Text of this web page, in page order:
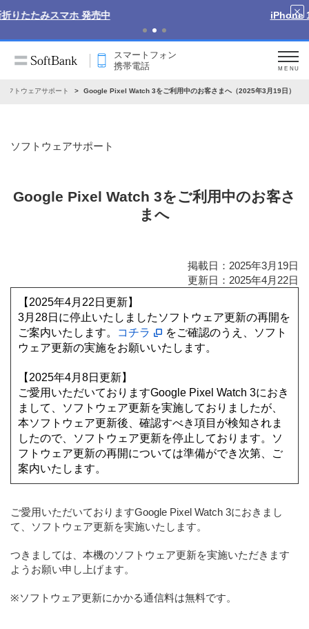
iPhone 17 Pro 発売中
スマートフォン
携帯電話
MENU
ソフトウェアサポート Google Pixel Watch 3をご利用中のお客さまへ（2025年3月19日）
ソフトウェアサポート
Google Pixel Watch 3をご利用中のお客さ
まへ
掲載日：2025年3月19日
更新日：2025年4月22日
【2025年4月22日更新】
3月28日に停止いたしましたソフトウェア更新の再開を
ご案内いたします。
コチラ
をご確認のうえ、ソフト
ウェア更新の実施をお願いいたします。
【2025年4月8日更新】
ご愛用いただいておりますGoogle Pixel Watch 3におき
まして、ソフトウェア更新を実施しておりましたが、
本ソフトウェア更新後、確認すべき項目が検知されま
したので、ソフトウェア更新を停止しております。ソ
フトウェア更新の再開については準備ができ次第、ご
案内いたします。
ご愛用いただいておりますGoogle Pixel Watch 3におきまし
て、ソフトウェア更新を実施いたします。
つきましては、本機のソフトウェア更新を実施いただきます
ようお願い申し上げます。
※ソフトウェア更新にかかる通信料は無料です。